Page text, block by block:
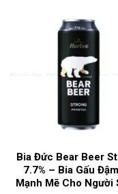
Bia Đức Bear Beer
7.7% – Bia Gấu
Mạnh Mẽ Cho Người